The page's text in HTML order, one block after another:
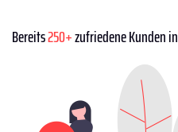
Bereits250+zufriedene Kunden in